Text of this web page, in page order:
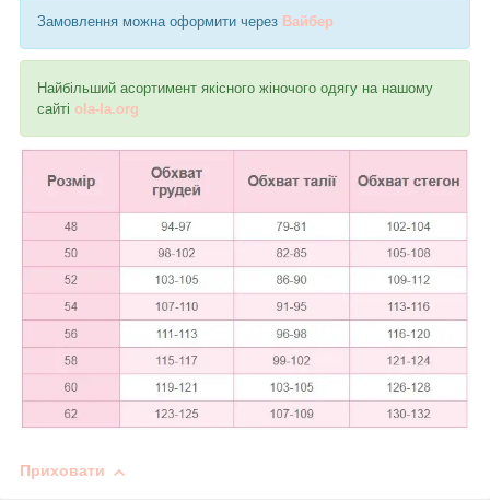
Замовлення можна оформити через Вайбер
Найбільший асортимент якісного жіночого одягу на нашому
сайті ola-la.org
Приховати